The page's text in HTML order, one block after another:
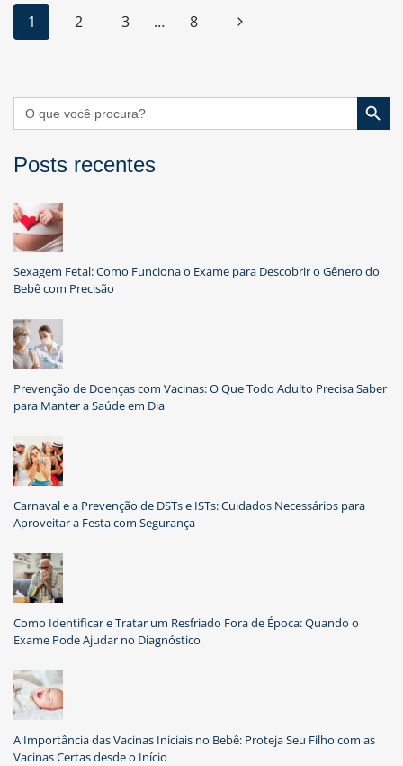
Precisa
Navegação
da
1 2 3 … 8
Página
Search
for:
Search Button
Posts recentes
Sexagem Fetal: Como Funciona o Exame para Descobrir o Gênero do
Bebê com Precisão
Prevenção de Doenças com Vacinas: O Que Todo Adulto Precisa Saber
para Manter a Saúde em Dia
Carnaval e a Prevenção de DSTs e ISTs: Cuidados Necessários para
Aproveitar a Festa com Segurança
Como Identificar e Tratar um Resfriado Fora de Época: Quando o
Exame Pode Ajudar no Diagnóstico
A Importância das Vacinas Iniciais no Bebê: Proteja Seu Filho com as
Vacinas Certas desde o Início